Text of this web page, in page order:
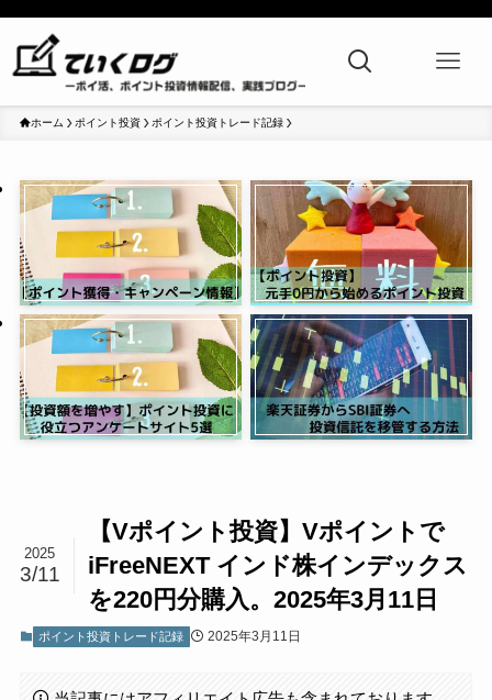
ホーム ポイント投資 ポイント投資トレード記録
【Vポイント投資】Vポイントで
iFreeNEXT インド株インデックス
を220円分購入。2025年3月11日
2025
3/11
ポイント投資トレード記録 2025年3月11日